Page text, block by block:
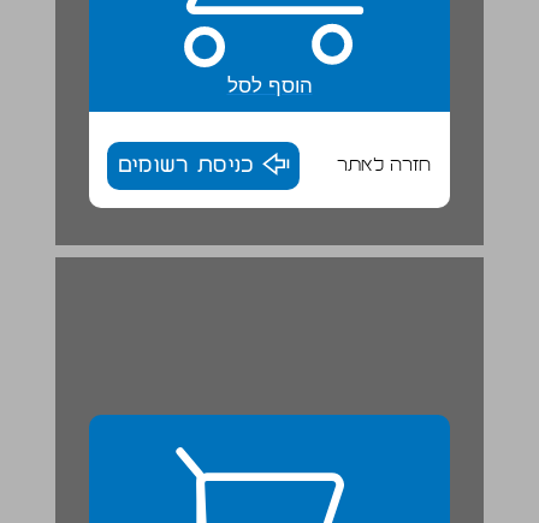
הוסף לסל
חזרה לאתר כניסת רשומים